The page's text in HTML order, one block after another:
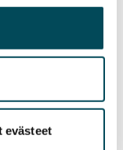
olet antanut
heidän
evästeet